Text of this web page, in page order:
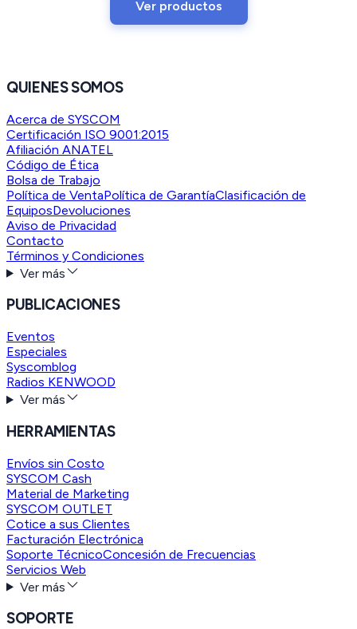
Ver productos
QUIENES SOMOS
Acerca de SYSCOM
Certificación ISO 9001:2015
Afiliación ANATEL
Código de Ética
Bolsa de Trabajo
Política de VentaPolítica de GarantíaClasificación de
EquiposDevoluciones
Aviso de Privacidad
Contacto
Términos y Condiciones
Ver más
PUBLICACIONES
Eventos
Especiales
Syscomblog
Radios KENWOOD
Ver más
HERRAMIENTAS
Envíos sin Costo
SYSCOM Cash
Material de Marketing
SYSCOM OUTLET
Cotice a sus Clientes
Facturación Electrónica
Soporte TécnicoConcesión de Frecuencias
Servicios Web
Ver más
SOPORTE